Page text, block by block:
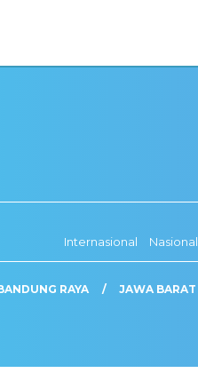
Internasional
Nasional
RAYA JAWA BARAT